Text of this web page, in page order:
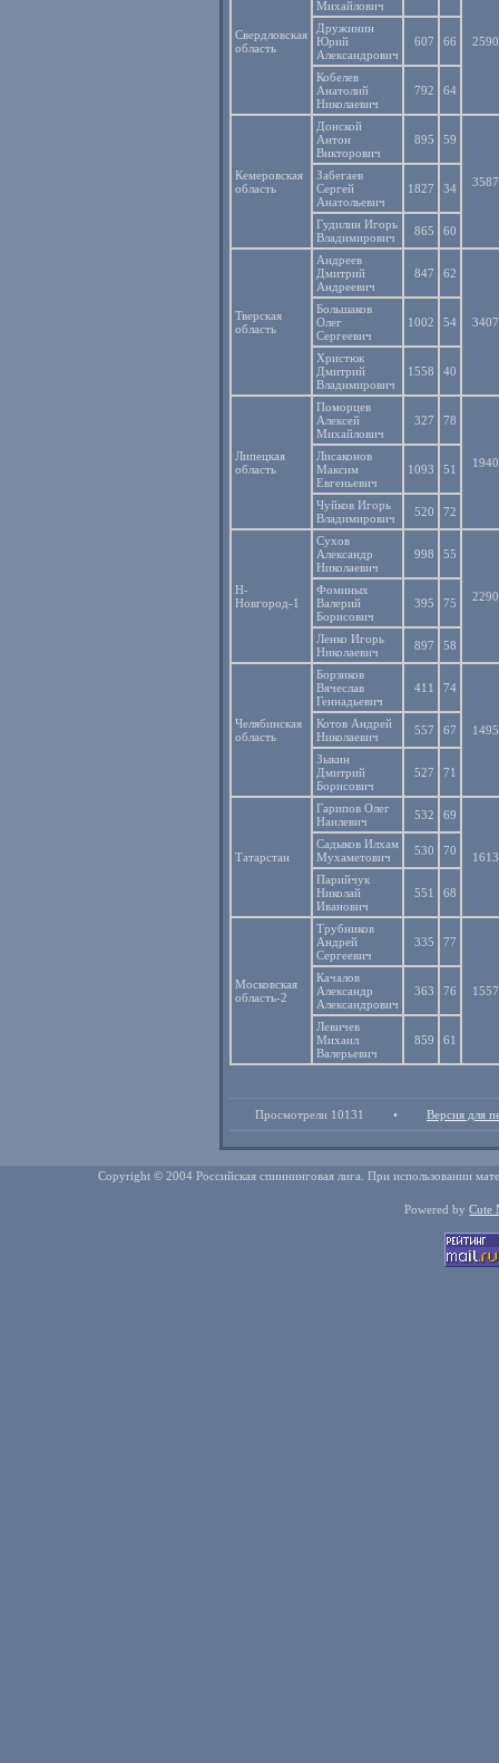
Свердловская
область
Михайлович
2590
Дружинин
Юрий
Александрович
607 66
Кобелев
Анатолий
Николаевич
792 64
Кемеровская
область
Донской
Антон
Викторович
895 59
3587
Забегаев
Сергей
Анатольевич
1827 34
Гудилин Игорь
Владимирович
865 60
Тверская
область
Андреев
Дмитрий
Андреевич
847 62
3407
Большаков
Олег
Сергеевич
1002 54
Христюк
Дмитрий
Владимирович
1558 40
Липецкая
область
Поморцев
Алексей
Михайлович
327 78
1940
Лисаконов
Максим
Евгеньевич
1093 51
Чуйков Игорь
Владимирович
520 72
Н-
Новгород-1
Сухов
Александр
Николаевич
998 55
2290
Фоминых
Валерий
Борисович
395 75
Ленко Игорь
Николаевич
897 58
Челябинская
область
Борзиков
Вячеслав
Геннадьевич
411 74
1495
Котов Андрей
Николаевич
557 67
Зыкин
Дмитрий
Борисович
527 71
Татарстан
Гарипов Олег
Наилевич
532 69
1613
Садыков Илхам
Мухаметович
530 70
Парийчук
Николай
Иванович
551 68
Московская
область-2
Трубников
Андрей
Сергеевич
335 77
1557
Качалов
Александр
Александрович
363 76
Левичев
Михаил
Валерьевич
859 61
Просмотрели 10131 • Версия для
Copyright © 2004 Российская спиннинговая лига. При использовании
Powered by Cute